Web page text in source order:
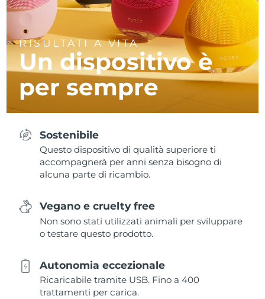
RISULTATI A VITA
Un dispositivo è
per sempre
Sostenibile
Questo dispositivo di qualità superiore ti
accompagnerà per anni senza bisogno di
alcuna parte di ricambio.
Vegano e cruelty free
Non sono stati utilizzati animali per sviluppare
o testare questo prodotto.
Autonomia eccezionale
Ricaricabile tramite USB. Fino a 400
trattamenti per carica.